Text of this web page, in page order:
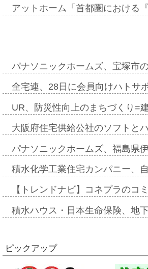
アットホーム「首都圏における
パナソニックホームズ、宝塚市
全宅連、28日に会員向けハトサ
UR、防災性向上のまちづくり=
大阪府住宅供給公社のソフトと
パナソニックホームズ、福島県
積水化学工業住宅カンパニー、
【トレンドナビ】コネプラの
積水ハウス・日本生命保険、地
ピックアップ